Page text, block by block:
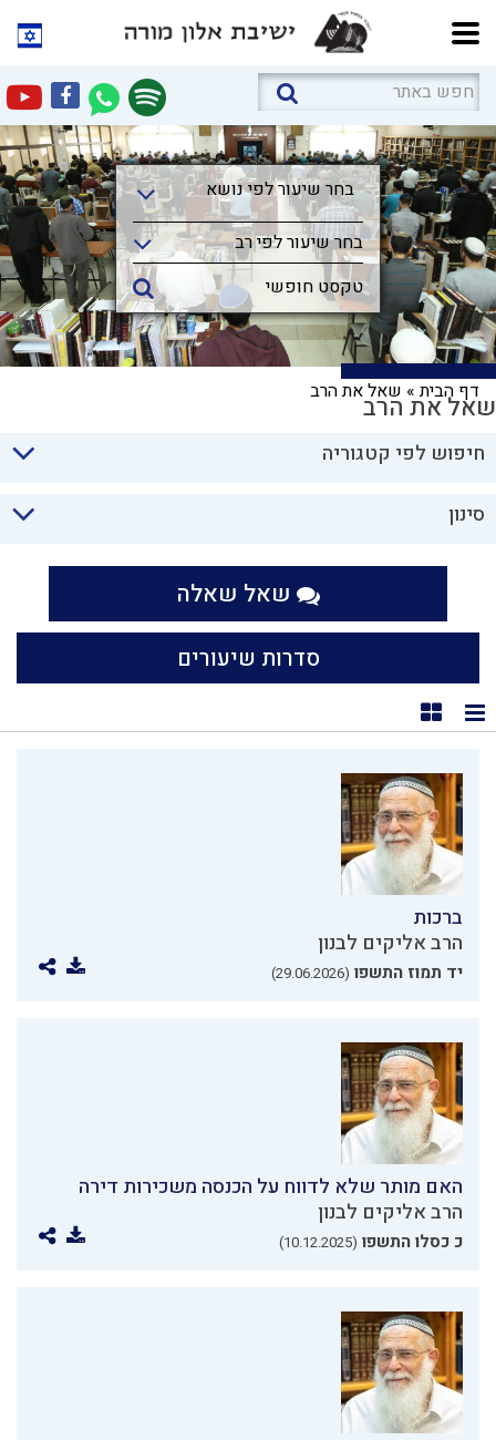
בחר שיעור לפי נושא
בחר שיעור לפי נושא
בחר שיעור לפי רב
דף הבית» שאל את הרבשאל את הרב
חיפוש לפי קטגוריה
סינון
שאל שאלה
סדרות שיעורים
תצוגת רשימה
תצוגת קוביות
ברכות
הרב אליקים לבנון
יד תמוז התשפו (29.06.2026)
האם מותר שלא לדווח על הכנסה משכירות דירה
הרב אליקים לבנון
כ כסלו התשפו (10.12.2025)